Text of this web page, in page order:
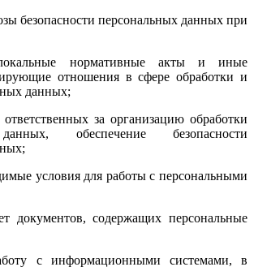
безопасности персональных данных при
нормативные акты и иные
отношения в сфере обработки и
данных;
за организацию обработки
обеспечение безопасности
условия для работы с персональными
документов, содержащих персональные
с информационными системами, в